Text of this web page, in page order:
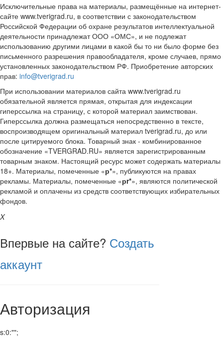
Исключительные права на материалы, размещённые на интернет-
сайте www.tverigrad.ru, в соответствии с законодательством
Российской Федерации об охране результатов интеллектуальной
деятельности принадлежат ООО «ОМС», и не подлежат
использованию другими лицами в какой бы то ни было форме без
письменного разрешения правообладателя, кроме случаев, прямо
установленных законодательством РФ. Приобретение авторских
прав: info@tverigrad.ru
При использовании материалов сайта www.tverigrad.ru
обязательной является прямая, открытая для индексации
гиперссылка на страницу, с которой материал заимствован.
Гиперссылка должна размещаться непосредственно в тексте,
воспроизводящем оригинальный материал tverigrad.ru, до или
после цитируемого блока. Товарный знак - комбинированное
обозначение «TVERGRAD.RU» является зарегистрированным
товарным знаком. Настоящий ресурс может содержать материалы
18+. Материалы, помеченные «р*», публикуются на правах
рекламы. Материалы, помеченные «рr*», являются политической
рекламой и оплачены из средств соответствующих избирательных
фондов.
X
Впервые на сайте? Создать
аккаунт
Авторизация
s:0:"";